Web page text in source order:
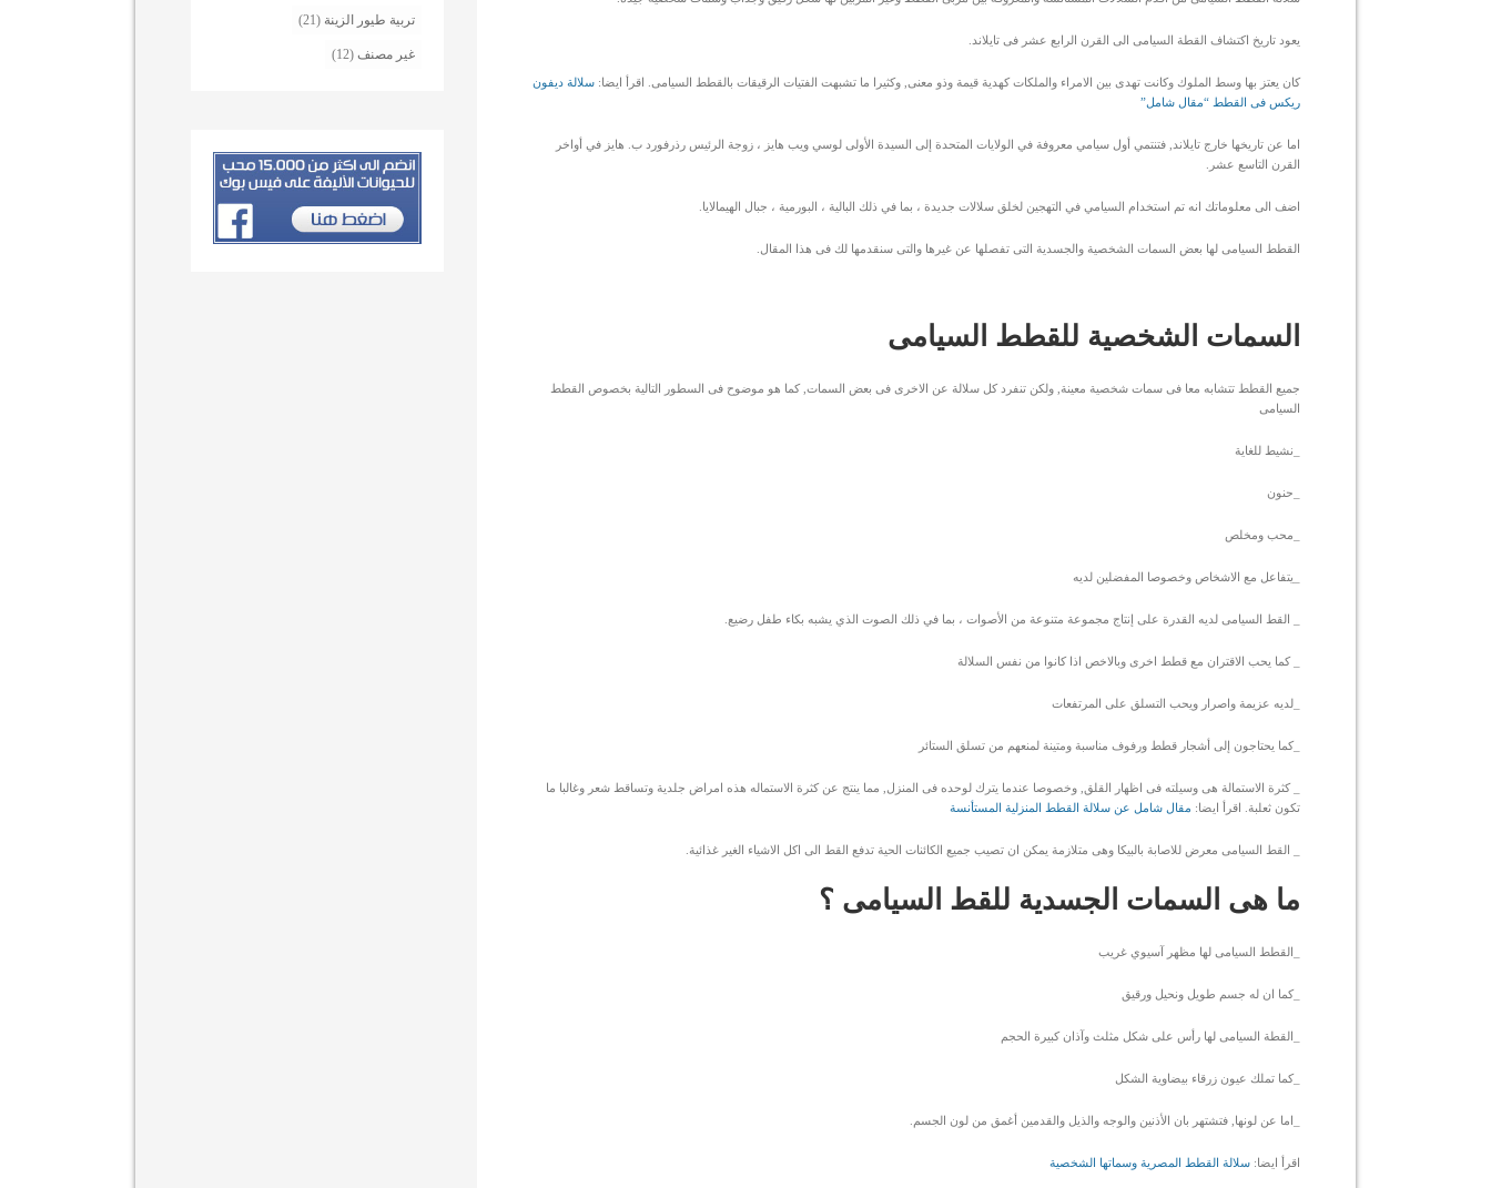
يعود تاريخ اكتشاف القطة السيامى الى القرن الرابع عشر فى تايلاند.
كان يعتز بها وسط الملوك وكانت تهدى بين الامراء والملكات كهدية قيمة وذو معنى, وكثيرا ما تشبهت الفتيات الرقيقات بالقطط السيامى. اقرأ ايضا: سلالة ديفون
ريكس فى القطط “مقال شامل”
اما عن تاريخها خارج تايلاند, فتنتمي أول سيامي معروفة في الولايات المتحدة إلى السيدة الأولى لوسي ويب هايز ، زوجة الرئيس رذرفورد ب. هايز في أواخر
القرن التاسع عشر.
اضف الى معلوماتك انه تم استخدام السيامي في التهجين لخلق سلالات جديدة ، بما في ذلك البالية ، البورمية ، جبال الهيمالايا.
القطط السيامى لها بعض السمات الشخصية والجسدية التى تفصلها عن غيرها والتى سنقدمها لك فى هذا المقال.
السمات الشخصية للقطط السيامى
جميع القطط تتشابه معا فى سمات شخصية معينة, ولكن تنفرد كل سلالة عن الاخرى فى بعض السمات, كما هو موضوح فى السطور التالية بخصوص القطط
السيامى
_نشيط للغاية
_حنون
_محب ومخلص
_يتفاعل مع الاشخاص وخصوصا المفضلين لديه
_ القط السيامى لديه القدرة على إنتاج مجموعة متنوعة من الأصوات ، بما في ذلك الصوت الذي يشبه بكاء طفل رضيع.
_ كما يحب الاقتران مع قطط اخرى وبالاخص اذا كانوا من نفس السلالة
_لديه عزيمة واصرار ويحب التسلق على المرتفعات
_كما يحتاجون إلى أشجار قطط ورفوف مناسبة ومتينة لمنعهم من تسلق الستائر
_ كثرة الاستمالة هى وسيلته فى اظهار القلق, وخصوصا عندما يترك لوحده فى المنزل, مما ينتج عن كثرة الاستماله هذه امراض جلدية وتساقط شعر وغالبا ما
تكون ثعلبة. اقرأ ايضا: مقال شامل عن سلالة القطط المنزلية المستأنسة
_ القط السيامى معرض للاصابة بالبيكا وهى متلازمة يمكن ان تصيب جميع الكائنات الحية تدفع القط الى اكل الاشياء الغير غذائية.
ما هى السمات الجسدية للقط السيامى ؟
_القطط السيامى لها مظهر آسيوي غريب
_كما ان له جسم طويل ونحيل ورقيق
_القطة السيامى لها رأس على شكل مثلث وآذان كبيرة الحجم
_كما تملك عيون زرقاء بيضاوية الشكل
_اما عن لونها, فتشتهر بان الأذنين والوجه والذيل والقدمين أغمق من لون الجسم.
اقرأ ايضا: سلالة القطط المصرية وسماتها الشخصية
تربية طيور الزينة (21)
غير مصنف (12)